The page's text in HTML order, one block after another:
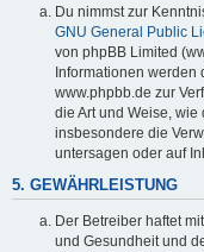
Du nimmst zur
GNU General Public
von phpBB Limited
Informationen werden
www.phpbb.de zur
die Art und Weise,
insbesondere die
untersagen oder auf
5. GEWÄHRLEISTUNG
Der Betreiber haftet
und Gesundheit und